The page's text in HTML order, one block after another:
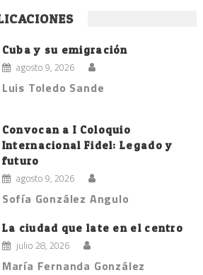
Cuba y su emigración
agosto 9, 2026
Luis Toledo Sande
Convocan a I Coloquio
Internacional Fidel: Legado y
futuro
agosto 9, 2026
Sofía González Angulo
La ciudad que late en el centro
julio 28, 2026
María Fernanda González